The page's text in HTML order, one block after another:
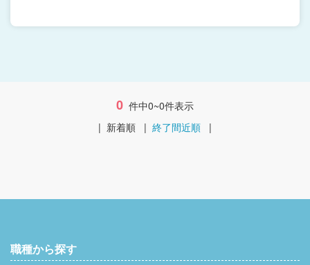
0 件中0~0件表示
| 新着順 | 終了間近順 |
職種から探す